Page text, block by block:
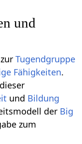
und
Tugendgruppe
Fähigkeiten.
und Bildung
der Big
zum